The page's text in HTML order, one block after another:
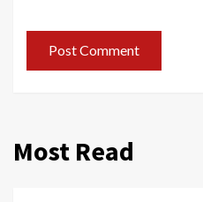
Most Read